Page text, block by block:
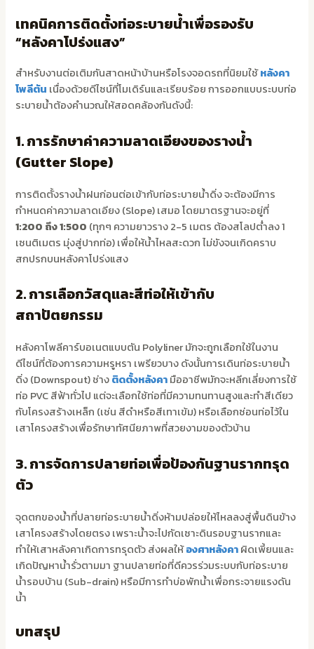
เทคนิคการติดตั้งท่อระบายน้ำเพื่อรองรับ
“หลังคาโปร่งแสง”
สำหรับงานต่อเติมกันสาดหน้าบ้านหรือโรงจอดรถที่นิยมใช้หลังคา
โพลีตัน เนื่องด้วยดีไซน์ที่โมเดิร์นและเรียบร้อย การออกแบบระบบท่อ
ระบายน้ำต้องคำนวณให้สอดคล้องกันดังนี้:
1. การรักษาค่าความลาดเอียงของรางน้ำ
(Gutter Slope)
การติดตั้งรางน้ำฝนก่อนต่อเข้ากับท่อระบายน้ำดิ่ง จะต้องมีการ
กำหนดค่าความลาดเอียง (Slope) เสมอ โดยมาตรฐานจะอยู่ที่
1:200 ถึง 1:500 (ทุกๆ ความยาวราง 2-5 เมตร ต้องสโลปต่ำลง 1
เซนติเมตร มุ่งสู่ปากท่อ) เพื่อให้น้ำไหลสะดวก ไม่ขังจนเกิดคราบ
สกปรกบนหลังคาโปร่งแสง
2. การเลือกวัสดุและสีท่อให้เข้ากับ
สถาปัตยกรรม
หลังคาโพลีคาร์บอเนตแบบตัน Polyliner มักจะถูกเลือกใช้ในงาน
ดีไซน์ที่ต้องการความหรูหรา เพรียวบาง ดังนั้นการเดินท่อระบายน้ำ
ดิ่ง (Downspout) ช่างติดตั้งหลังคามืออาชีพมักจะหลีกเลี่ยงการใช้
ท่อ PVC สีฟ้าทั่วไป แต่จะเลือกใช้ท่อที่มีความทนทานสูงและทำสีเดียว
กับโครงสร้างเหล็ก (เช่น สีดำหรือสีเทาเข้ม) หรือเลือกซ่อนท่อไว้ใน
เสาโครงสร้างเพื่อรักษาทัศนียภาพที่สวยงามของตัวบ้าน
3. การจัดการปลายท่อเพื่อป้องกันฐานรากทรุด
ตัว
จุดตกของน้ำที่ปลายท่อระบายน้ำดิ่งห้ามปล่อยให้ไหลลงสู่พื้นดินข้าง
เสาโครงสร้างโดยตรง เพราะน้ำจะไปกัดเซาะดินรอบฐานรากและ
ทำให้เสาหลังคาเกิดการทรุดตัว ส่งผลให้องศาหลังคาผิดเพี้ยนและ
เกิดปัญหาน้ำรั่วตามมา ฐานปลายท่อที่ดีควรร่วมระบบกับท่อระบาย
น้ำรอบบ้าน (Sub-drain) หรือมีการทำบ่อพักน้ำเพื่อกระจายแรงดัน
น้ำ
บทสรุป